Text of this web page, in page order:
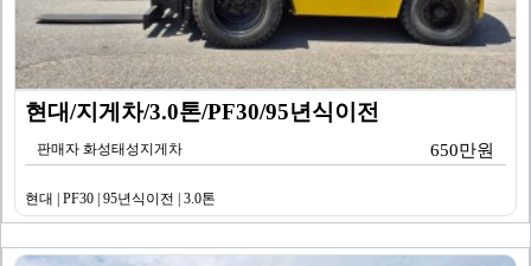
현대/지게차/3.0톤/PF30/95년식이전
판매자 화성태성지게차 650만원
현대 | PF30 | 95년식이전 | 3.0톤